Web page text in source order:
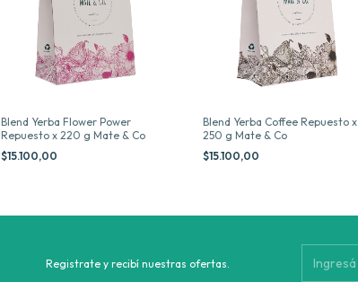
Blend Yerba Flower Power
Repuesto x 220 g Mate & Co
$15.100,00
Blend Yerba Coffee Repuesto x
250 g Mate & Co
$15.100,00
Registrate y recibí nuestras ofertas.